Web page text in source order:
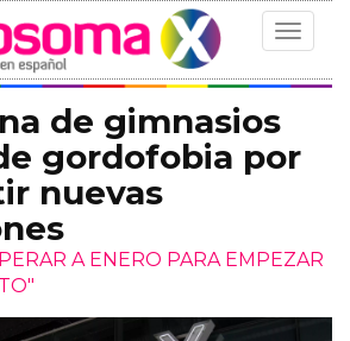
Toggle
de gimnasios
gordofobia por
nuevas
A ENERO PARA EMPEZAR